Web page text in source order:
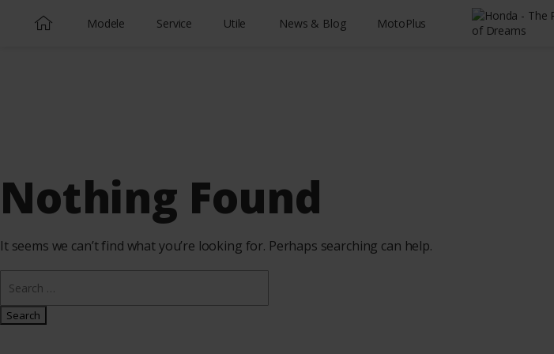
Modele Service Utile News & Blog MotoPlus
Nothing Found
It seems we can’t find what you’re looking for. Perhaps searching can help.